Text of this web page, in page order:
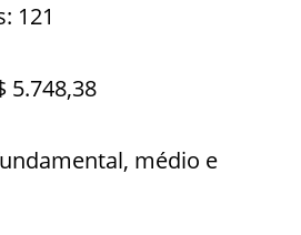
121
5.748,38
médio e